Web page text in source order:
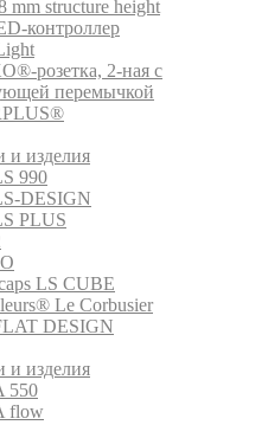
mm structure height
контроллер
розетка, 2-ная с
перемычкой
изделия
990
DESIGN
PLUS
LS CUBE
Le Corbusier
DESIGN
изделия
550
flow